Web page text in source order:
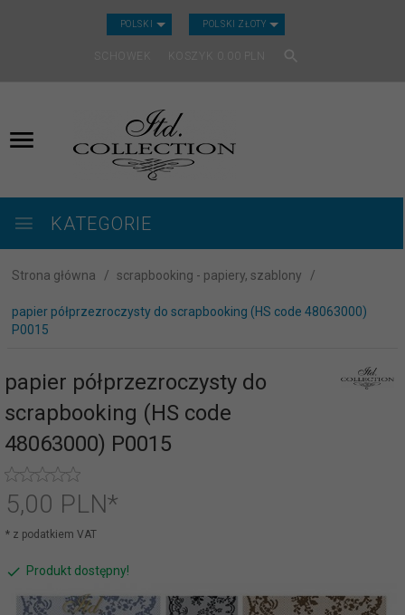
POLSKI CURRENCY_H
POLSKI ZŁOTY
SCHOWEK KOSZYK
KATEGORIE
Strona główna scrapbooking - papiery, szablony
papier półprzezroczysty do scrapbooking (HS code 48063000)
P0015
papier półprzezroczysty do
scrapbooking (HS code
48063000) P0015
5,00 PLN*
* z podatkiem VAT
Produkt dostępny!